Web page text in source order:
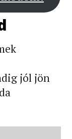
jól jön